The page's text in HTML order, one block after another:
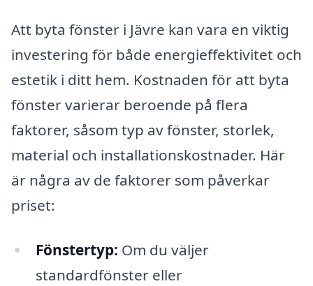
Att byta fönster i Jävre kan vara en viktig
investering för både energieffektivitet och
estetik i ditt hem. Kostnaden för att byta
fönster varierar beroende på flera
faktorer, såsom typ av fönster, storlek,
material och installationskostnader. Här
är några av de faktorer som påverkar
priset:
Fönstertyp: Om du väljer
standardfönster eller